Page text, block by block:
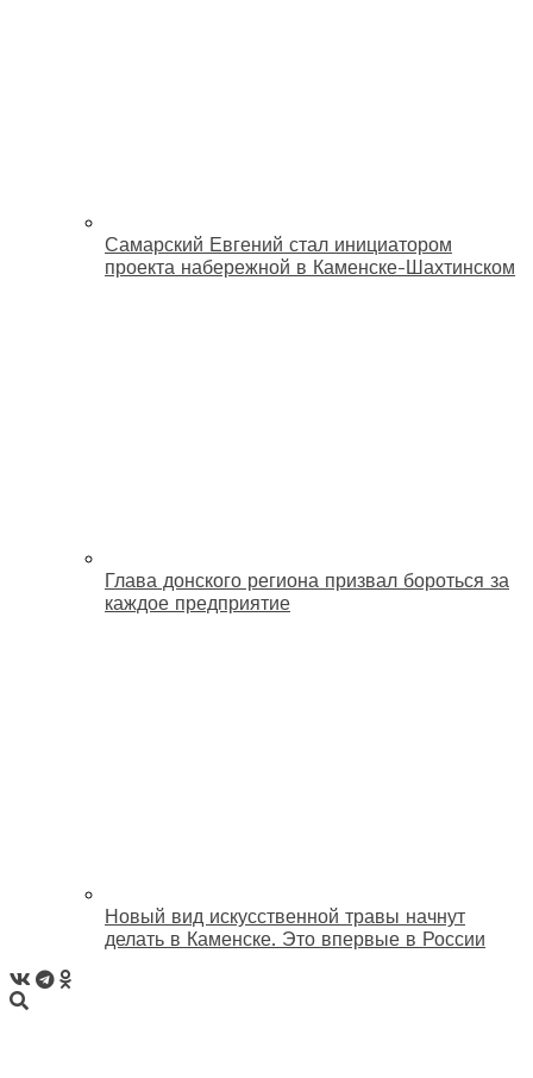
Самарский Евгений стал инициатором
проекта набережной в Каменске-Шахтинском
Глава донского региона призвал бороться за
каждое предприятие
Новый вид искусственной травы начнут
делать в Каменске. Это впервые в России